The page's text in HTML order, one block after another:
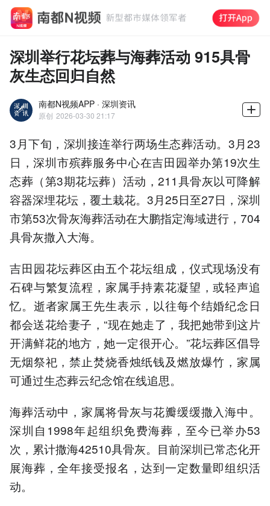
深圳举行花坛葬与海葬活动 915具骨
灰生态回归自然
南都N视频APP · 深圳资讯
原创 2026-03-30 21:17
3月下旬，深圳接连举行两场生态葬活动。3月23
日，深圳市殡葬服务中心在吉田园举办第19次生
态葬（第3期花坛葬）活动，211具骨灰以可降解
容器深埋花坛，覆土栽花。3月25日至27日，深圳
市第53次骨灰海葬活动在大鹏指定海域进行，704
具骨灰撒入大海。
吉田园花坛葬区由五个花坛组成，仪式现场没有
石碑与繁复流程，家属手持素花凝望，或轻声追
忆。逝者家属王先生表示，以往每个结婚纪念日
都会送花给妻子，“现在她走了，我把她带到这片
开满鲜花的地方，她一定很开心。”花坛葬区倡导
无烟祭祀，禁止焚烧香烛纸钱及燃放爆竹，家属
可通过生态葬云纪念馆在线追思。
海葬活动中，家属将骨灰与花瓣缓缓撒入海中。
深圳自1998年起组织免费海葬，至今已举办53
次，累计撒海42510具骨灰。目前深圳已常态化开
展海葬，全年接受报名，达到一定数量即组织活
动。